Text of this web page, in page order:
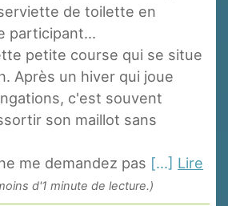
de toilette en
participant...
petite course qui se situe
Après un hiver qui joue
c'est souvent
son maillot sans
me demandez pas [...] Lire
d'1 minute de lecture.)